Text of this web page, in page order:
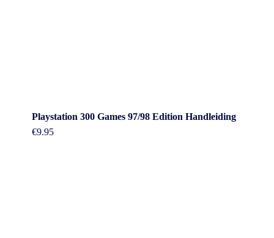
Playstation 300 Games 97/98 Edition Handleiding
€9.95